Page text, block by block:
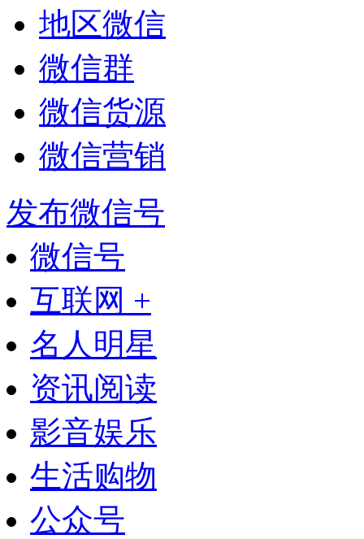
地区微信
微信群
微信货源
微信营销
发布微信号
微信号
互联网 +
名人明星
资讯阅读
影音娱乐
生活购物
公众号